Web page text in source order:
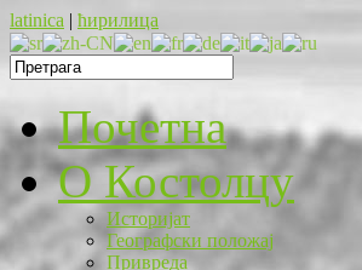
latinica | ћирилица
Почетна
O Костолцу
Историјат
Географски положај
Привреда